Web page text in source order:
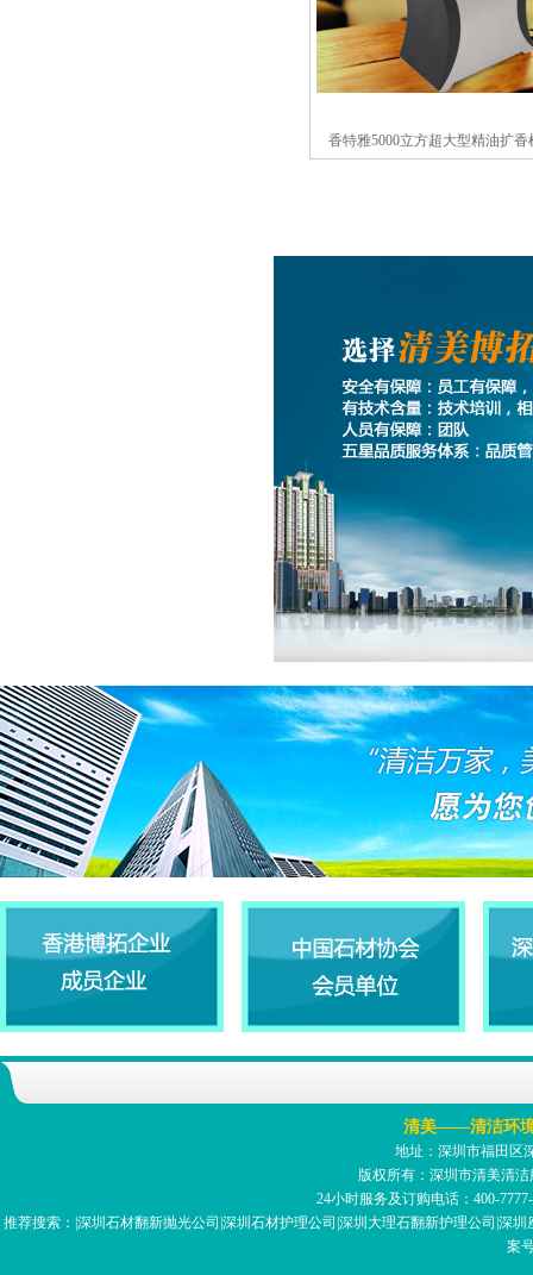
香特雅5000立方超大型精油扩香
清美——清洁环境
地址：深圳市福田区
版权所有：深圳市清美清
24小时服务及订购电话：400-
推荐搜索：|深圳石材翻新抛光公司|深圳石材护理公司|深圳大理石翻新护理公司|深
案